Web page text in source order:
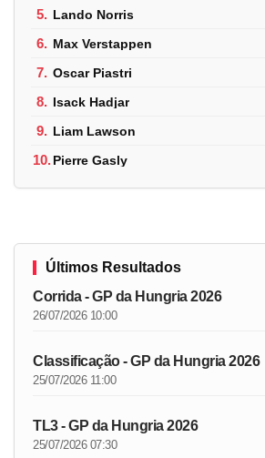
5. Lando Norris
6. Max Verstappen
7. Oscar Piastri
8. Isack Hadjar
9. Liam Lawson
10.Pierre Gasly
Últimos Resultados
Corrida - GP da Hungria 2026
26/07/2026 10:00
Classificação - GP da Hungria 2026
25/07/2026 11:00
TL3 - GP da Hungria 2026
25/07/2026 07:30